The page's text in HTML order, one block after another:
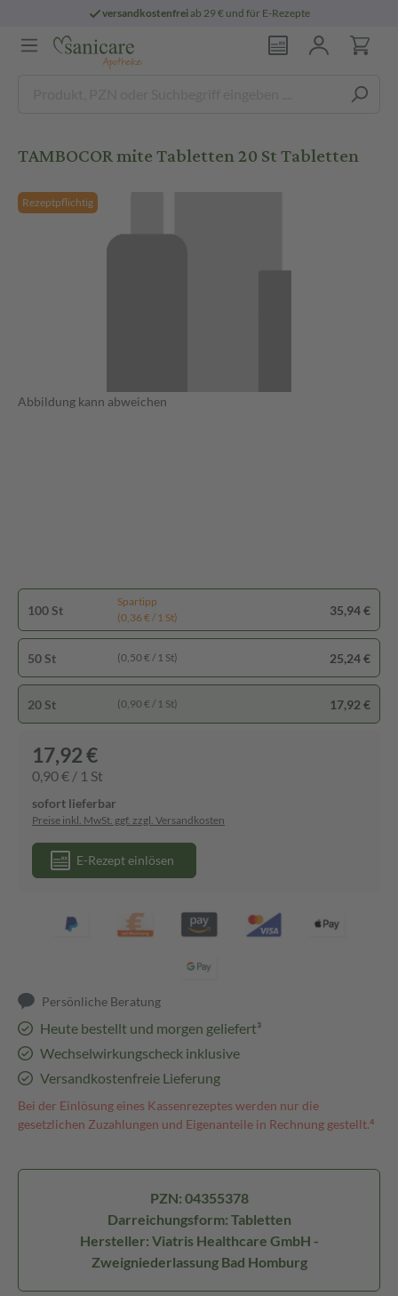
versandkostenfreiab 29 € und für E-Rezepte
TAMBOCOR mite Tabletten 20 St Tabletten
Rezeptpflichtig
Abbildung kann abweichen
100 St
Spartipp
(0,36 € / 1 St)
35,94 €
50 St (0,50 € / 1 St) 25,24 €
20 St (0,90 € / 1 St) 17,92 €
17,92 €
0,90 € / 1 St
sofort lieferbar
Preise inkl. MwSt. ggf. zzgl. Versandkosten
E-Rezept einlösen
Persönliche Beratung
Heute bestellt und morgen geliefert³
Wechselwirkungscheck inklusive
Versandkostenfreie Lieferung
Bei der Einlösung eines Kassenrezeptes werden nur die
gesetzlichen Zuzahlungen und Eigenanteile in Rechnung gestellt.⁴
PZN: 04355378
Darreichungsform: Tabletten
Hersteller: Viatris Healthcare GmbH -
Zweigniederlassung Bad Homburg